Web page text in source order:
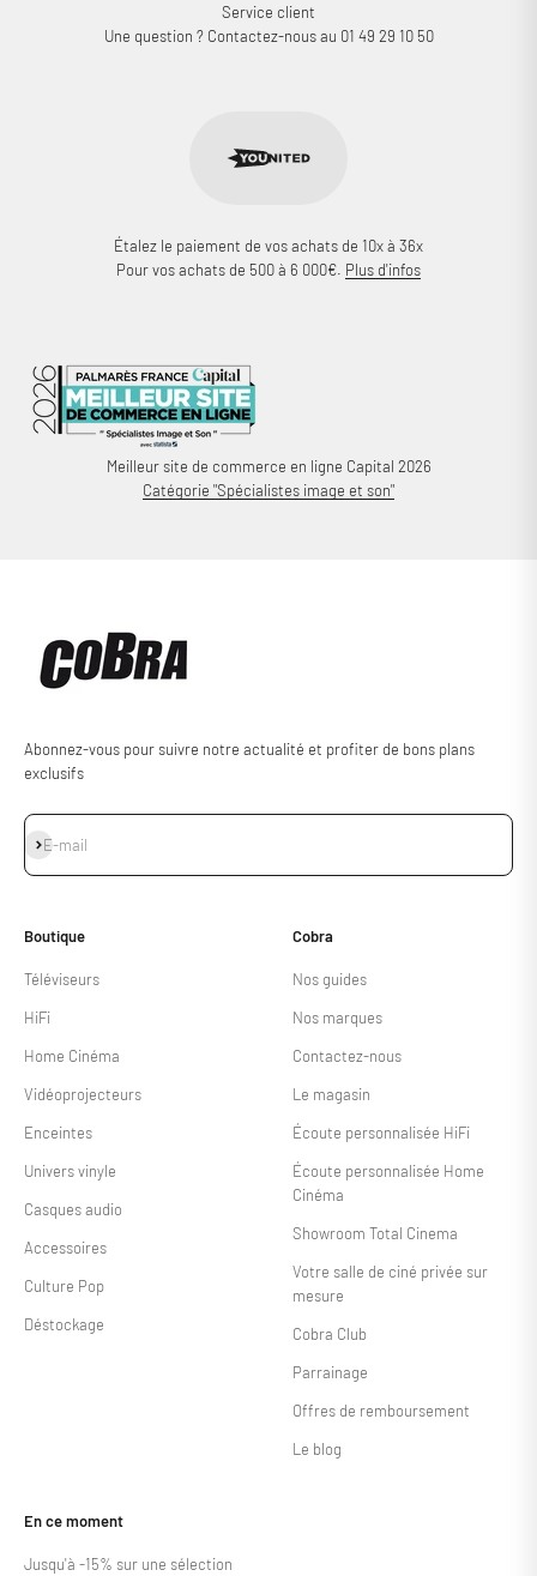
Service client
Une question ? Contactez-nous au 01 49 29 10 50
Étalez le paiement de vos achats de 10x à 36x
Pour vos achats de 500 à 6 000€. Plus d'infos
Meilleur site de commerce en ligne Capital 2026
Catégorie "Spécialistes image et son"
Abonnez-vous pour suivre notre actualité et profiter de bons plans
exclusifs
E-mail
S'inscrire
Boutique
Téléviseurs
HiFi
Home Cinéma
Vidéoprojecteurs
Enceintes
Univers vinyle
Casques audio
Accessoires
Culture Pop
Déstockage
Cobra
Nos guides
Nos marques
Contactez-nous
Le magasin
Écoute personnalisée HiFi
Écoute personnalisée Home
Cinéma
Showroom Total Cinema
Votre salle de ciné privée sur
mesure
Cobra Club
Parrainage
Offres de remboursement
Le blog
En ce moment
Jusqu'à -15% sur une sélection